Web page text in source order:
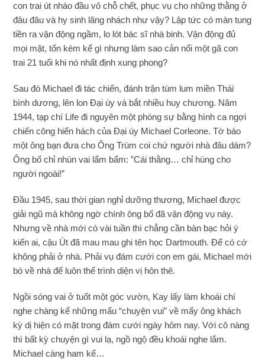
con trai út nhào đầu vô chỗ chết, phục vụ cho những thằng ở
đâu đâu và hy sinh lãng nhách như vậy? Lập tức có màn tung
tiền ra vận động ngầm, lo lót bác sĩ nhà binh. Vận động đủ
mọi mặt, tốn kém kể gì nhưng làm sao cản nổi một gã con
trai 21 tuổi khi nó nhất định xung phong?
Sau đó Michael đi tác chiến, đánh trận tùm lum miền Thái
bình dương, lên lon Đại úy và bắt nhiều huy chương. Năm
1944, tạp chí Life đi nguyên một phóng sự bằng hình ca ngợi
chiến công hiển hách của Đại úy Michael Corleone. Tờ báo
một ông bạn đưa cho Ông Trùm coi chứ người nhà đâu dám?
Ông bố chỉ nhún vai lẩm bẩm: ”Cái thằng… chỉ hùng cho
người ngoài!”
Đầu 1945, sau thời gian nghỉ dưỡng thương, Michael được
giải ngũ mà không ngờ chính ông bố đã vận động vụ này.
Nhưng về nhà mới có vài tuần thì chẳng cần bàn bạc hỏi ý
kiến ai, cậu Út đã mau mau ghi tên học Dartmouth. Để có cớ
không phải ở nhà. Phải vụ đám cưới con em gái, Michael mới
bò về nhà để luôn thể trình diện vị hôn thê.
Ngồi sóng vai ở tuốt một góc vườn, Kay lấy làm khoái chí
nghe chàng kể những mẩu “chuyện vui” về mấy ông khách
kỳ dị hiện có mặt trong đám cưới ngày hôm nay. Với cô nàng
thì bất kỳ chuyện gì vui lạ, ngồ ngộ đều khoái nghe lắm.
Michael càng ham kể…